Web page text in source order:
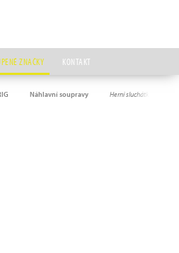
ZNAČKY KONTAKT
Náhlavní soupravy Herní sluchátka RIG 900